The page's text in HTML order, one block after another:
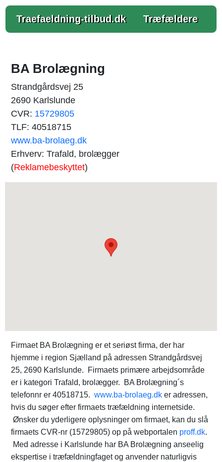
Traefaeldning-tilbud.dk Træfældere
BA Brolægning
Strandgårdsvej 25
2690 Karlslunde
CVR: 15729805
TLF: 40518715
www.ba-brolaeg.dk
Erhverv: Trafald, brolægger
(Reklamebeskyttet)
Firmaet BA Brolægning er et seriøst firma, der har
hjemme i region Sjælland på adressen Strandgårdsvej
25, 2690 Karlslunde. Firmaets primære arbejdsområde
er i kategori Trafald, brolægger. BA Brolægning´s
telefonnr er 40518715. www.ba-brolaeg.dk er adressen,
hvis du søger efter firmaets træfældning internetside.
Ønsker du yderligere oplysninger om firmaet, kan du slå
firmaets CVR-nr (15729805) op på webportalen proff.dk.
Med adresse i Karlslunde har BA Brolægning anseelig
ekspertise i træfældningfaget og anvender naturligvis